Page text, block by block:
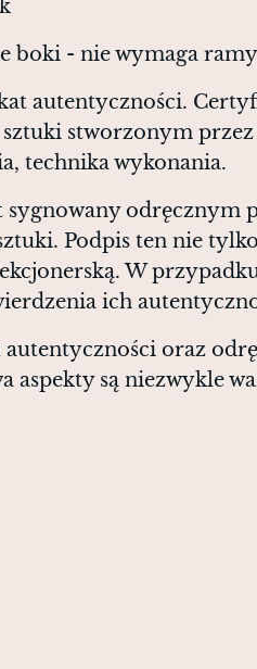
boki - nie wymaga ramy
autentyczności.
stworzonym
technika wykonania.
sygnowany
Podpis ten nie
W
ich
oraz
aspekty są niezwykle